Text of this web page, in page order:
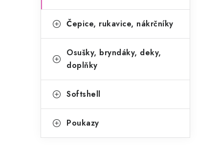
e
Čepice, rukavice, nákrčníky
Osušky, bryndáky, deky,
doplňky
Softshell
Poukazy